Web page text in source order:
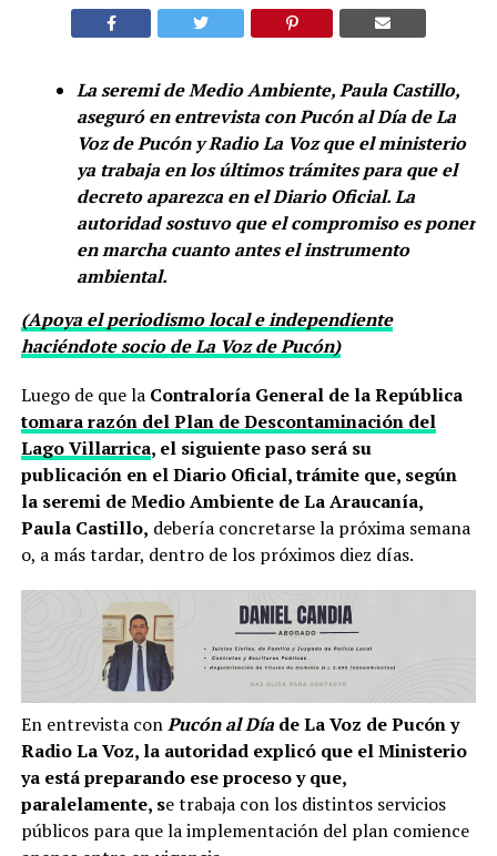
La seremi de Medio Ambiente, Paula Castillo,
aseguró en entrevista con Pucón al Día de La
Voz de Pucón y Radio La Voz que el ministerio
ya trabaja en los últimos trámites para que el
decreto aparezca en el Diario Oficial. La
autoridad sostuvo que el compromiso es poner
en marcha cuanto antes el instrumento
ambiental.
(Apoya el periodismo local e independiente
haciéndote socio de La Voz de Pucón)
Luego de que la Contraloría General de la República
tomara razón del Plan de Descontaminación del
Lago Villarrica, el siguiente paso será su
publicación en el Diario Oficial, trámite que, según
la seremi de Medio Ambiente de La Araucanía,
Paula Castillo, debería concretarse la próxima semana
o, a más tardar, dentro de los próximos diez días.
En entrevista conPucón al Díade La Voz de Pucón y
Radio La Voz, la autoridad explicó que el Ministerio
ya está preparando ese proceso y que,
paralelamente, se trabaja con los distintos servicios
públicos para que la implementación del plan comience